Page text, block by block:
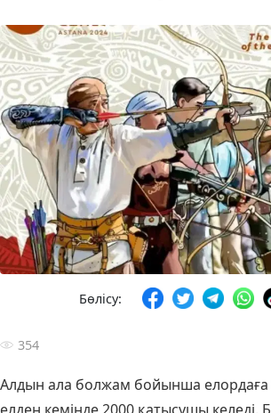
Бөлісу:
354
Алдын ала болжам бойынша елордаға